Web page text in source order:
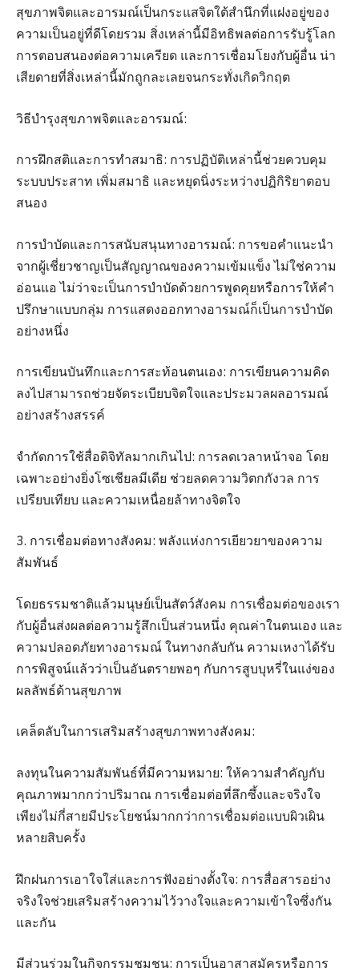
สุขภาพจิตและอารมณ์เป็นกระแสจิตใต้สำนึกที่แฝงอยู่ของ
ความเป็นอยู่ที่ดีโดยรวม สิ่งเหล่านี้มีอิทธิพลต่อการรับรู้โลก
การตอบสนองต่อความเครียด และการเชื่อมโยงกับผู้อื่น น่า
เสียดายที่สิ่งเหล่านี้มักถูกละเลยจนกระทั่งเกิดวิกฤต
วิธีบำรุงสุขภาพจิตและอารมณ์:
การฝึกสติและการทำสมาธิ: การปฏิบัติเหล่านี้ช่วยควบคุม
ระบบประสาท เพิ่มสมาธิ และหยุดนิ่งระหว่างปฏิกิริยาตอบ
สนอง
การบำบัดและการสนับสนุนทางอารมณ์: การขอคำแนะนำ
จากผู้เชี่ยวชาญเป็นสัญญาณของความเข้มแข็ง ไม่ใช่ความ
อ่อนแอ ไม่ว่าจะเป็นการบำบัดด้วยการพูดคุยหรือการให้คำ
ปรึกษาแบบกลุ่ม การแสดงออกทางอารมณ์ก็เป็นการบำบัด
อย่างหนึ่ง
การเขียนบันทึกและการสะท้อนตนเอง: การเขียนความคิด
ลงไปสามารถช่วยจัดระเบียบจิตใจและประมวลผลอารมณ์
อย่างสร้างสรรค์
จำกัดการใช้สื่อดิจิทัลมากเกินไป: การลดเวลาหน้าจอ โดย
เฉพาะอย่างยิ่งโซเชียลมีเดีย ช่วยลดความวิตกกังวล การ
เปรียบเทียบ และความเหนื่อยล้าทางจิตใจ
3. การเชื่อมต่อทางสังคม: พลังแห่งการเยียวยาของความ
สัมพันธ์
โดยธรรมชาติแล้วมนุษย์เป็นสัตว์สังคม การเชื่อมต่อของเรา
กับผู้อื่นส่งผลต่อความรู้สึกเป็นส่วนหนึ่ง คุณค่าในตนเอง และ
ความปลอดภัยทางอารมณ์ ในทางกลับกัน ความเหงาได้รับ
การพิสูจน์แล้วว่าเป็นอันตรายพอๆ กับการสูบบุหรี่ในแง่ของ
ผลลัพธ์ด้านสุขภาพ
เคล็ดลับในการเสริมสร้างสุขภาพทางสังคม:
ลงทุนในความสัมพันธ์ที่มีความหมาย: ให้ความสำคัญกับ
คุณภาพมากกว่าปริมาณ การเชื่อมต่อที่ลึกซึ้งและจริงใจ
เพียงไม่กี่สายมีประโยชน์มากกว่าการเชื่อมต่อแบบผิวเผิน
หลายสิบครั้ง
ฝึกฝนการเอาใจใส่และการฟังอย่างตั้งใจ: การสื่อสารอย่าง
จริงใจช่วยเสริมสร้างความไว้วางใจและความเข้าใจซึ่งกัน
และกัน
มีส่วนร่วมในกิจกรรมชุมชน: การเป็นอาสาสมัครหรือการ